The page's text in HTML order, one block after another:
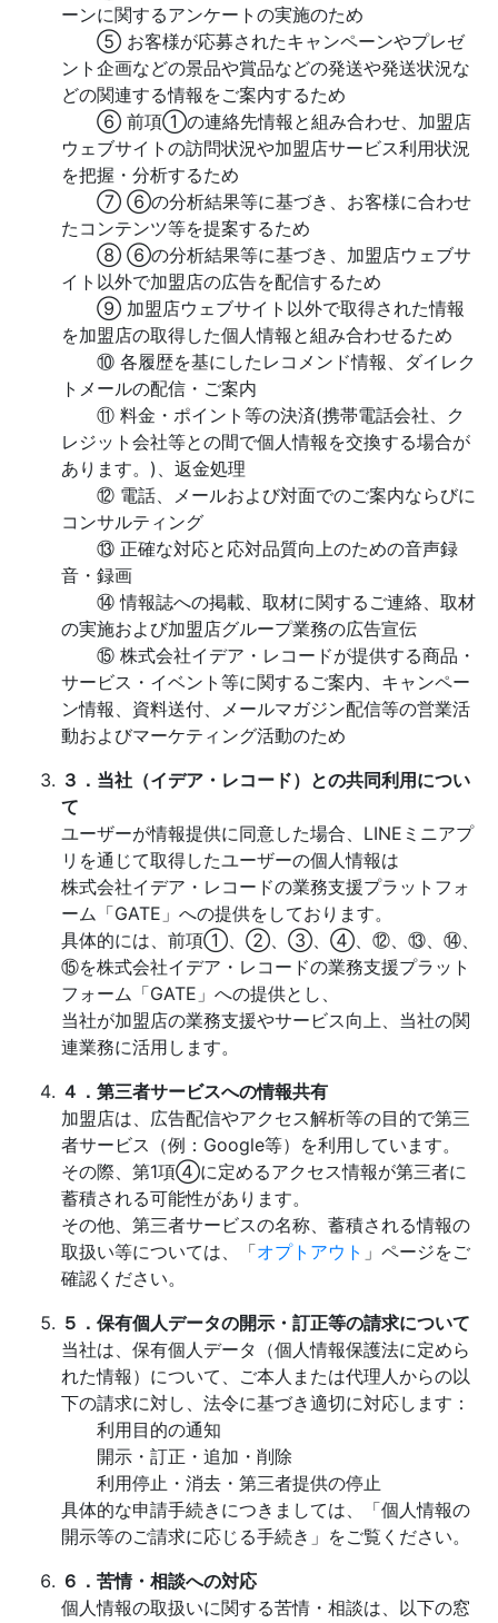
ーンに関するアンケートの実施のため
⑤ お客様が応募されたキャンペーンやプレゼ
ント企画などの景品や賞品などの発送や発送状況な
どの関連する情報をご案内するため
⑥ 前項①の連絡先情報と組み合わせ、加盟店
ウェブサイトの訪問状況や加盟店サービス利用状況
を把握・分析するため
⑦ ⑥の分析結果等に基づき、お客様に合わせ
たコンテンツ等を提案するため
⑧ ⑥の分析結果等に基づき、加盟店ウェブサ
イト以外で加盟店の広告を配信するため
⑨ 加盟店ウェブサイト以外で取得された情報
を加盟店の取得した個人情報と組み合わせるため
⑩ 各履歴を基にしたレコメンド情報、ダイレク
トメールの配信・ご案内
⑪ 料金・ポイント等の決済(携帯電話会社、ク
レジット会社等との間で個人情報を交換する場合が
あります。)、返金処理
⑫ 電話、メールおよび対面でのご案内ならびに
コンサルティング
⑬ 正確な対応と応対品質向上のための音声録
音・録画
⑭ 情報誌への掲載、取材に関するご連絡、取材
の実施および加盟店グループ業務の広告宣伝
⑮ 株式会社イデア・レコードが提供する商品・
サービス・イベント等に関するご案内、キャンペー
ン情報、資料送付、メールマガジン配信等の営業活
動およびマーケティング活動のため
３．当社（イデア・レコード）との共同利用につい
て
ユーザーが情報提供に同意した場合、LINEミニアプ
リを通じて取得したユーザーの個人情報は
株式会社イデア・レコードの業務支援プラットフォ
ーム「GATE」への提供をしております。
具体的には、前項①、②、③、④、⑫、⑬、⑭、
⑮を株式会社イデア・レコードの業務支援プラット
フォーム「GATE」への提供とし、
当社が加盟店の業務支援やサービス向上、当社の関
連業務に活用します。
４．第三者サービスへの情報共有
加盟店は、広告配信やアクセス解析等の目的で第三
者サービス（例：Google等）を利用しています。
その際、第1項④に定めるアクセス情報が第三者に
蓄積される可能性があります。
その他、第三者サービスの名称、蓄積される情報の
取扱い等については、「オプトアウト 」ページをご
確認ください。
５．保有個人データの開示・訂正等の請求について
当社は、保有個人データ（個人情報保護法に定めら
れた情報）について、ご本人または代理人からの以
下の請求に対し、法令に基づき適切に対応します：
利用目的の通知
開示・訂正・追加・削除
利用停止・消去・第三者提供の停止
具体的な申請手続きにつきましては、「個人情報の
開示等のご請求に応じる手続き」をご覧ください。
６．苦情・相談への対応
個人情報の取扱いに関する苦情・相談は、以下の窓